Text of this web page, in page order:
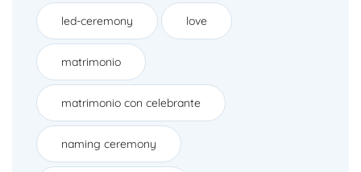
led-ceremony love
matrimonio
matrimonio con celebrante
naming ceremony